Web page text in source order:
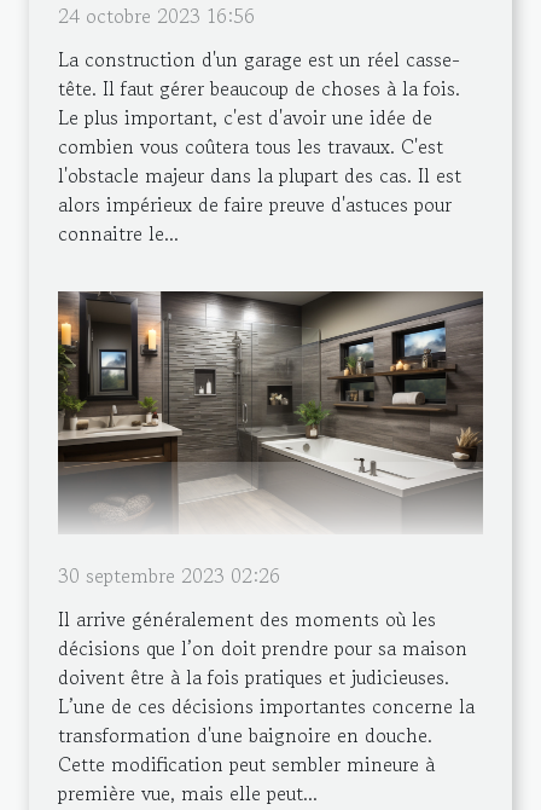
24 octobre 2023 16:56
La construction d'un garage est un réel casse-
tête. Il faut gérer beaucoup de choses à la fois.
Le plus important, c'est d'avoir une idée de
combien vous coûtera tous les travaux. C'est
l'obstacle majeur dans la plupart des cas. Il est
alors impérieux de faire preuve d'astuces pour
connaitre le...
30 septembre 2023 02:26
Il arrive généralement des moments où les
décisions que l’on doit prendre pour sa maison
doivent être à la fois pratiques et judicieuses.
L’une de ces décisions importantes concerne la
transformation d'une baignoire en douche.
Cette modification peut sembler mineure à
première vue, mais elle peut...